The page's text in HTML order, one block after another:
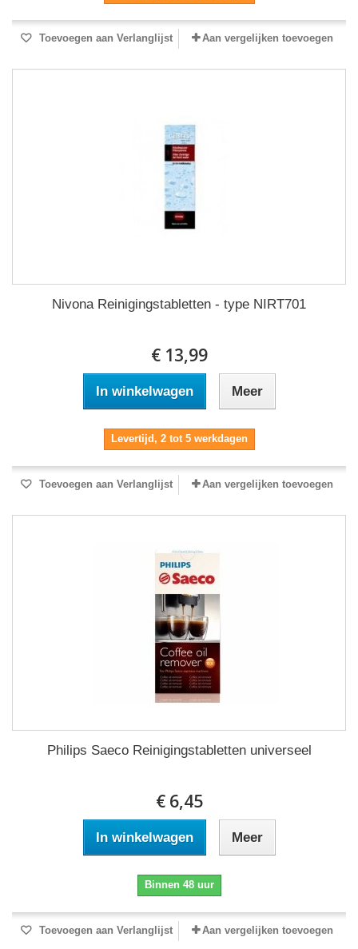
Toevoegen aan Verlanglijst Aan vergelijken toevoegen
Nivona Reinigingstabletten - type NIRT701
€ 13,99
In winkelwagen Meer
Levertijd, 2 tot 5 werkdagen
Toevoegen aan Verlanglijst Aan vergelijken toevoegen
Philips Saeco Reinigingstabletten universeel
€ 6,45
In winkelwagen Meer
Binnen 48 uur
Toevoegen aan Verlanglijst Aan vergelijken toevoegen